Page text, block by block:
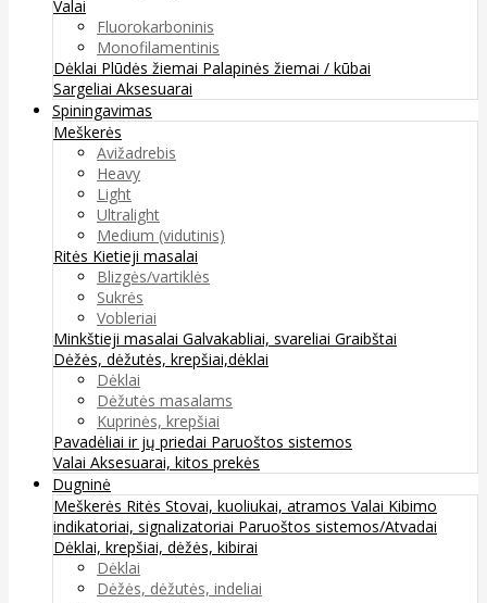
Valai
Fluorokarboninis
Monofilamentinis
Dėklai Plūdės žiemai Palapinės žiemai / kūbai
Sargeliai Aksesuarai
Spiningavimas
Meškerės
Avižadrebis
Heavy
Light
Ultralight
Medium (vidutinis)
Ritės Kietieji masalai
Blizgės/vartiklės
Sukrės
Vobleriai
Minkštieji masalai Galvakabliai, svareliai Graibštai
Dėžės, dėžutės, krepšiai,dėklai
Dėklai
Dėžutės masalams
Kuprinės, krepšiai
Pavadėliai ir jų priedai Paruoštos sistemos
Valai Aksesuarai, kitos prekės
Dugninė
Meškerės Ritės Stovai, kuoliukai, atramos Valai Kibimo
indikatoriai, signalizatoriai Paruoštos sistemos/Atvadai
Dėklai, krepšiai, dėžės, kibirai
Dėklai
Dėžės, dėžutės, indeliai